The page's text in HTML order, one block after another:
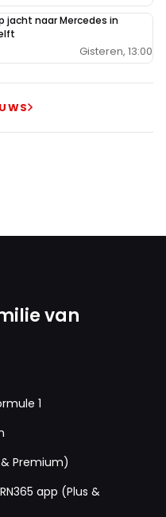
jacht naar Mercedes in
Gisteren, 13:00
van
1
Premium)
app (Plus &